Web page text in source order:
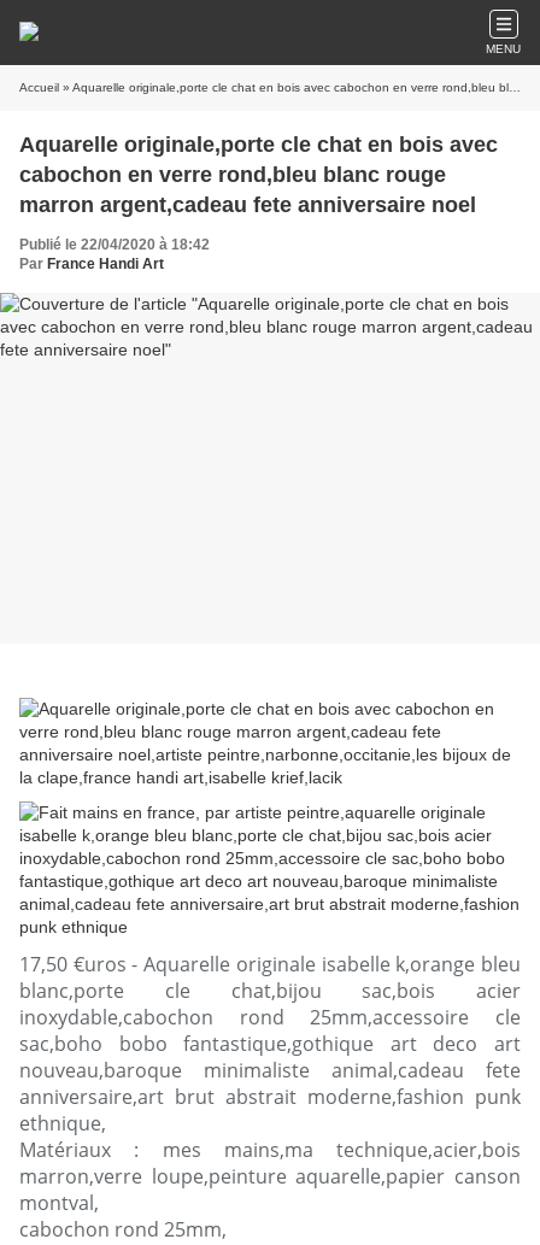
MENU
Accueil » Aquarelle originale,porte cle chat en bois avec cabochon en verre rond,bleu blanc rouge marron argent,cadeau fete anniversaire noel
Aquarelle originale,porte cle chat en bois avec
cabochon en verre rond,bleu blanc rouge
marron argent,cadeau fete anniversaire noel
Publié le 22/04/2020 à 18:42
Par France Handi Art
17,50 €uros - Aquarelle originale isabelle k,orange bleu
blanc,porte cle chat,bijou sac,bois acier
inoxydable,cabochon rond 25mm,accessoire cle
sac,boho bobo fantastique,gothique art deco art
nouveau,baroque minimaliste animal,cadeau fete
anniversaire,art brut abstrait moderne,fashion punk
ethnique,
Matériaux : mes mains,ma technique,acier,bois
marron,verre loupe,peinture aquarelle,papier canson
montval,
cabochon rond 25mm,